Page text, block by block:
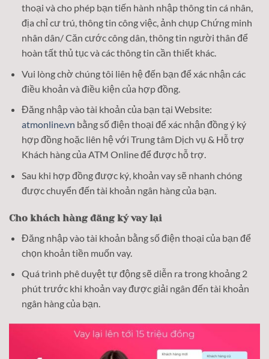
thoại và cho phép bạn tiến hành nhập thông tin cá nhân,
địa chỉ cư trú, thông tin công việc, ảnh chụp Chứng minh
nhân dân/ Căn cước công dân, thông tin người thân để
hoàn tất thủ tục và các thông tin cần thiết khác.
Vui lòng chờ chúng tôi liên hệ đến bạn để xác nhận các
điều khoản và điều kiện của hợp đồng.
Đăng nhập vào tài khoản của bạn tại Website:
atmonline.vn bằng số điện thoại để xác nhận đồng ý ký
hợp đồng hoặc liên hệ với Trung tâm Dịch vụ & Hỗ trợ
Khách hàng của ATM Online để được hỗ trợ.
Sau khi hợp đồng được ký, khoản vay sẽ nhanh chóng
được chuyển đến tài khoản ngân hàng của bạn.
Cho khách hàng đăng ký vay lại
Đăng nhập vào tài khoản bằng số điện thoại của bạn để
chọn khoản tiền muốn vay.
Quá trình phê duyệt tự động sẽ diễn ra trong khoảng 2
phút trước khi khoản vay được giải ngân đến tài khoản
ngân hàng của bạn.